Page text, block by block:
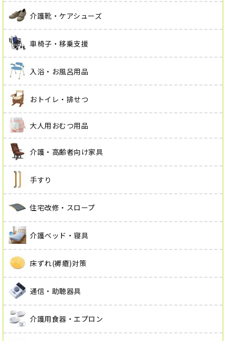
介護靴・ケアシューズ
車椅子・移乗支援
入浴・お風呂用品
おトイレ・排せつ
大人用おむつ用品
介護・高齢者向け家具
手すり
住宅改修・スロープ
介護ベッド・寝具
床ずれ(褥瘡)対策
通信・助聴器具
介護用食器・エプロン